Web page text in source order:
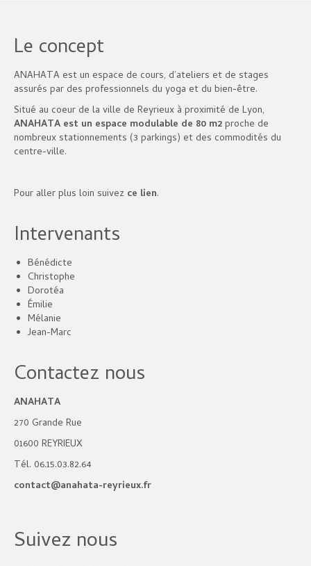
Le concept
ANAHATA est un espace de cours, d’ateliers et de stages
assurés par des professionnels du yoga et du bien-être.
Situé au coeur de la ville de Reyrieux à proximité de Lyon,
ANAHATA est un espace modulable de 80 m2proche de
nombreux stationnements (3 parkings) et des commodités du
centre-ville.
Pour aller plus loin suivez ce lien.
Intervenants
Bénédicte
Christophe
Dorotéa
Émilie
Mélanie
Jean-Marc
Contactez nous
ANAHATA
270 Grande Rue
01600 REYRIEUX
Tél. 06.15.03.82.64
contact@anahata-reyrieux.fr
Suivez nous